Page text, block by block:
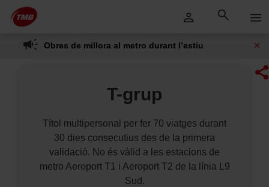
Salta al contingut principal
Saltar
al
contingut
Obres de millora al metro durant l’estiu
T-grup
Títol multipersonal per fer 70 viatges durant
30 dies consecutius des de la primera
validació. No és vàlid a les estacions de
metro Aeroport T1 i Aeroport T2 de la línia L9
Sud.